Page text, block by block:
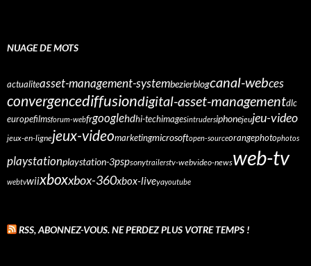
NUAGE DE MOTS
actualiteasset-management-systembezierblogcanal-webces
convergencediffusiondigital-asset-managementdlc
europefilmsforum-webfrgooglehdhi-techimagesintrudersiphonejeujeu-video
jeux-en-lignejeux-videomarketingmicrosoftopen-sourceorangephotophotos
playstationplaystation-3pspsonytrailerstv-webvideo-newsweb-tv
webtvwiixboxxbox-360xbox-liveyayoutube
RSS, ABONNEZ-VOUS. NE PERDEZ PLUS VOTRE TEMPS !